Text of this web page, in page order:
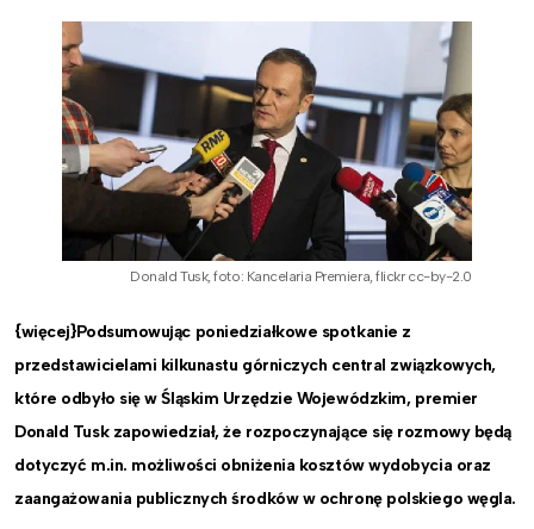
Donald Tusk, foto: Kancelaria Premiera, flickr cc-by-2.0
{więcej}Podsumowując poniedziałkowe spotkanie z
przedstawicielami kilkunastu górniczych central związkowych,
które odbyło sięw Śląskim Urzędzie Wojewódzkim, premier
Donald Tusk zapowiedział, że rozpoczynające się rozmowy będą
dotyczyć m.in. możliwości obniżenia kosztów wydobycia oraz
zaangażowania publicznych środków w ochronę polskiego węgla.